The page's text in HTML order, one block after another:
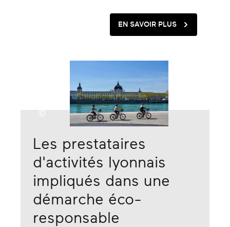
EN SAVOIR PLUS
Les prestataires
d'activités lyonnais
impliqués dans une
démarche éco-
responsable